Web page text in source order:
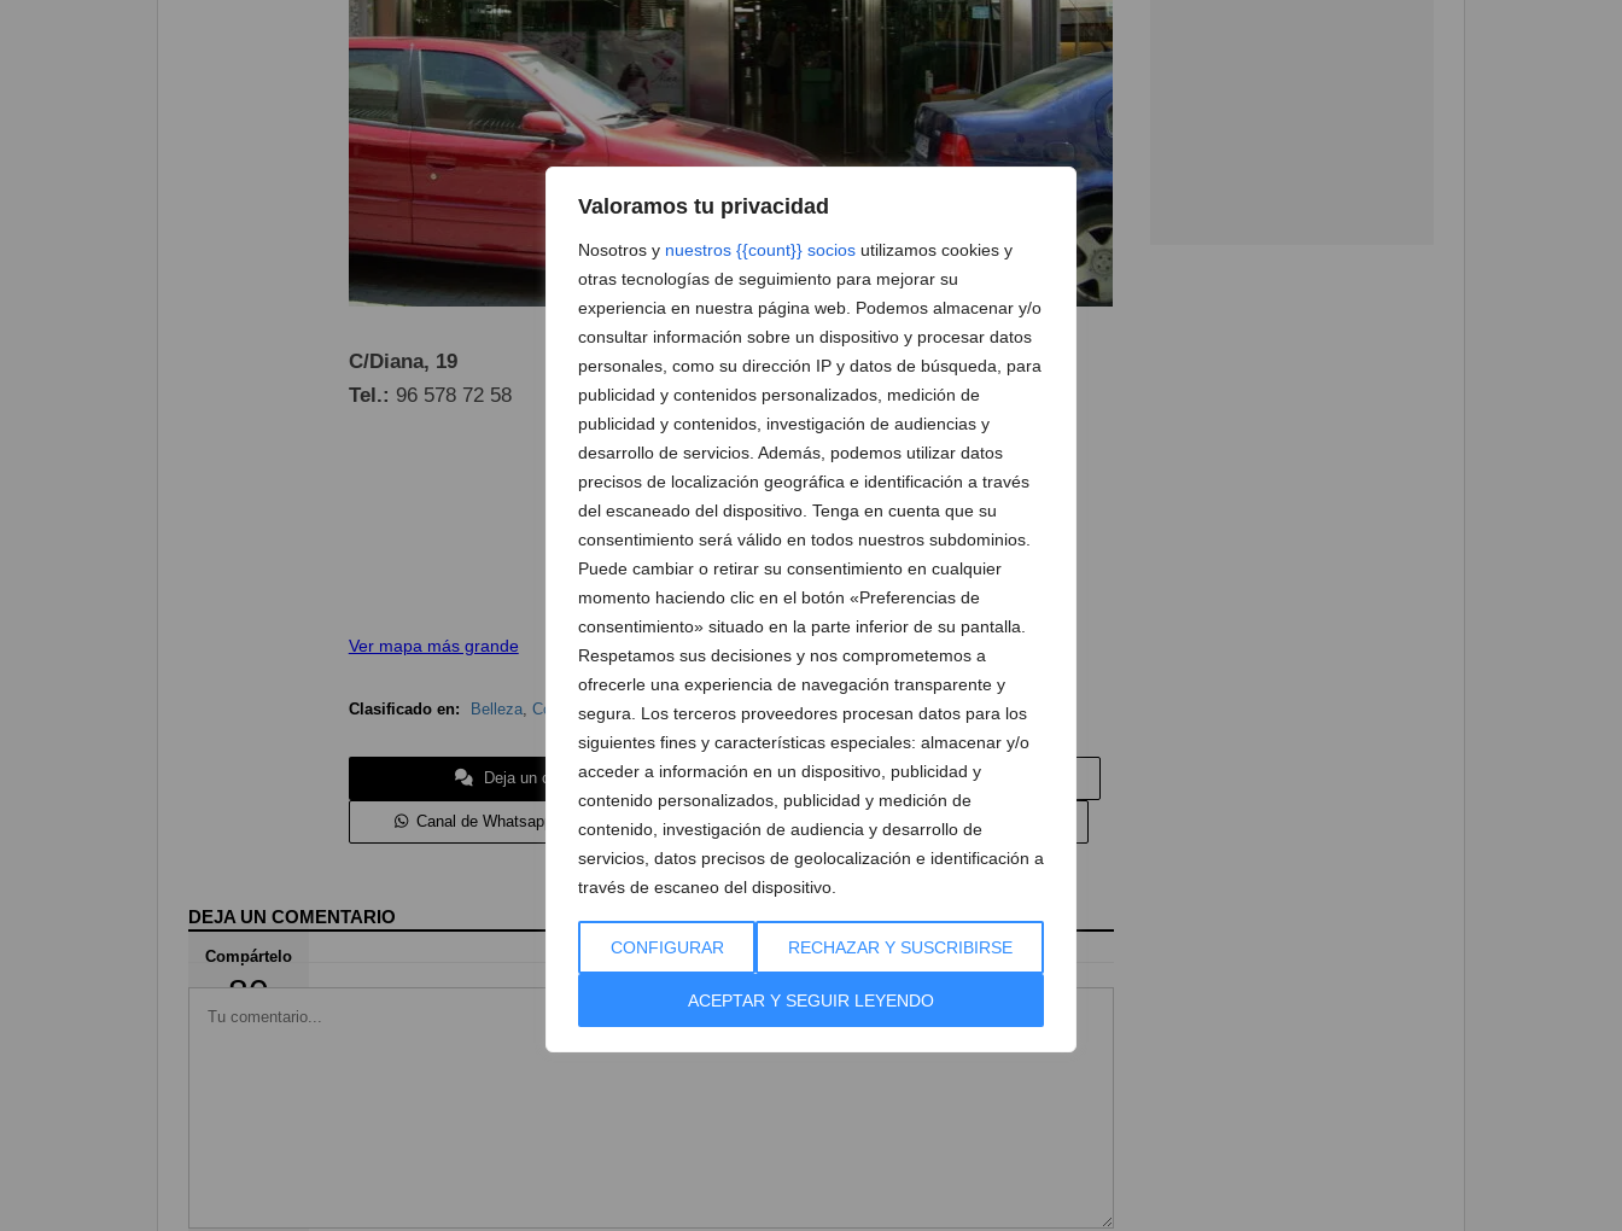
Valoramos tu privacidad
Nosotros y nuestros {{count}} socios utilizamos cookies y
otras tecnologías de seguimiento para mejorar su
experiencia en nuestra página web. Podemos almacenar y/o
consultar información sobre un dispositivo y procesar datos
personales, como su dirección IP y datos de búsqueda, para
publicidad y contenidos personalizados, medición de
publicidad y contenidos, investigación de audiencias y
desarrollo de servicios. Además, podemos utilizar datos
precisos de localización geográfica e identificación a través
del escaneado del dispositivo. Tenga en cuenta que su
consentimiento será válido en todos nuestros subdominios.
Puede cambiar o retirar su consentimiento en cualquier
momento haciendo clic en el botón «Preferencias de
consentimiento» situado en la parte inferior de su pantalla.
Respetamos sus decisiones y nos comprometemos a
ofrecerle una experiencia de navegación transparente y
segura. Los terceros proveedores procesan datos para los
siguientes fines y características especiales: almacenar y/o
acceder a información en un dispositivo, publicidad y
contenido personalizados, publicidad y medición de
contenido, investigación de audiencia y desarrollo de
servicios, datos precisos de geolocalización e identificación a
través de escaneo del dispositivo.
CONFIGURAR RECHAZAR Y SUSCRIBIRSE
ACEPTAR Y SEGUIR LEYENDO
Compártelo
80
C/Diana, 19
Tel.: 96 578 72 58
Ver mapa más grande
Deja un comentario Suscríbete a la newsletter
Canal de Whatsapp Anúnciate en Dénia.com Envía tu noticia
Clasificado en: Belleza, Comercios y Servicios,Perfumerías,Perfumerías Dénia
DEJA UN COMENTARIO